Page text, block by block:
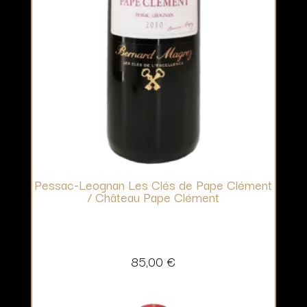
Pessac-Leognan Les Clés de Pape Clément
/ Château Pape Clément
85,00 €